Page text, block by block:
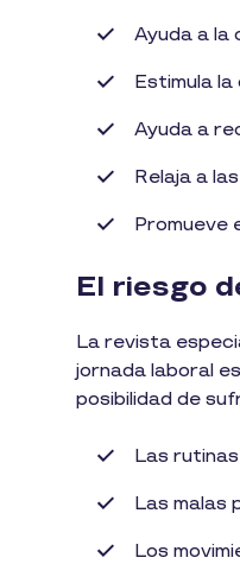
Ayuda a la
Estimula la
Ayuda a
Relaja a
Promueve
El riesgo
La revista
jornada laboral
posibilidad de
Las
Las malas
Los